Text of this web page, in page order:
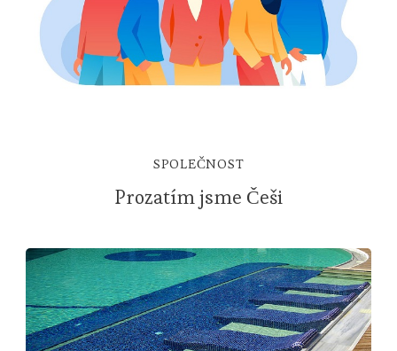
SPOLEČNOST
Prozatím jsme Češi